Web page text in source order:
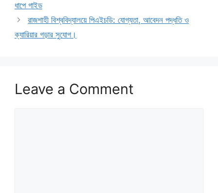
ধাপে গাইড
রাজশাহী বিশ্ববিদ্যালয়ে পিএইচডি: যোগ্যতা, আবেদন পদ্ধতি ও
ক্যারিয়ার গড়ার সুযোগ।
Leave a Comment